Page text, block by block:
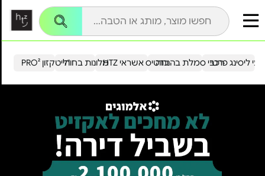
הייטקזון PRO²מלונות בחו"ל כרטיס אשראי HTZ ליסינג פרטירכבי סמלת בהנחה